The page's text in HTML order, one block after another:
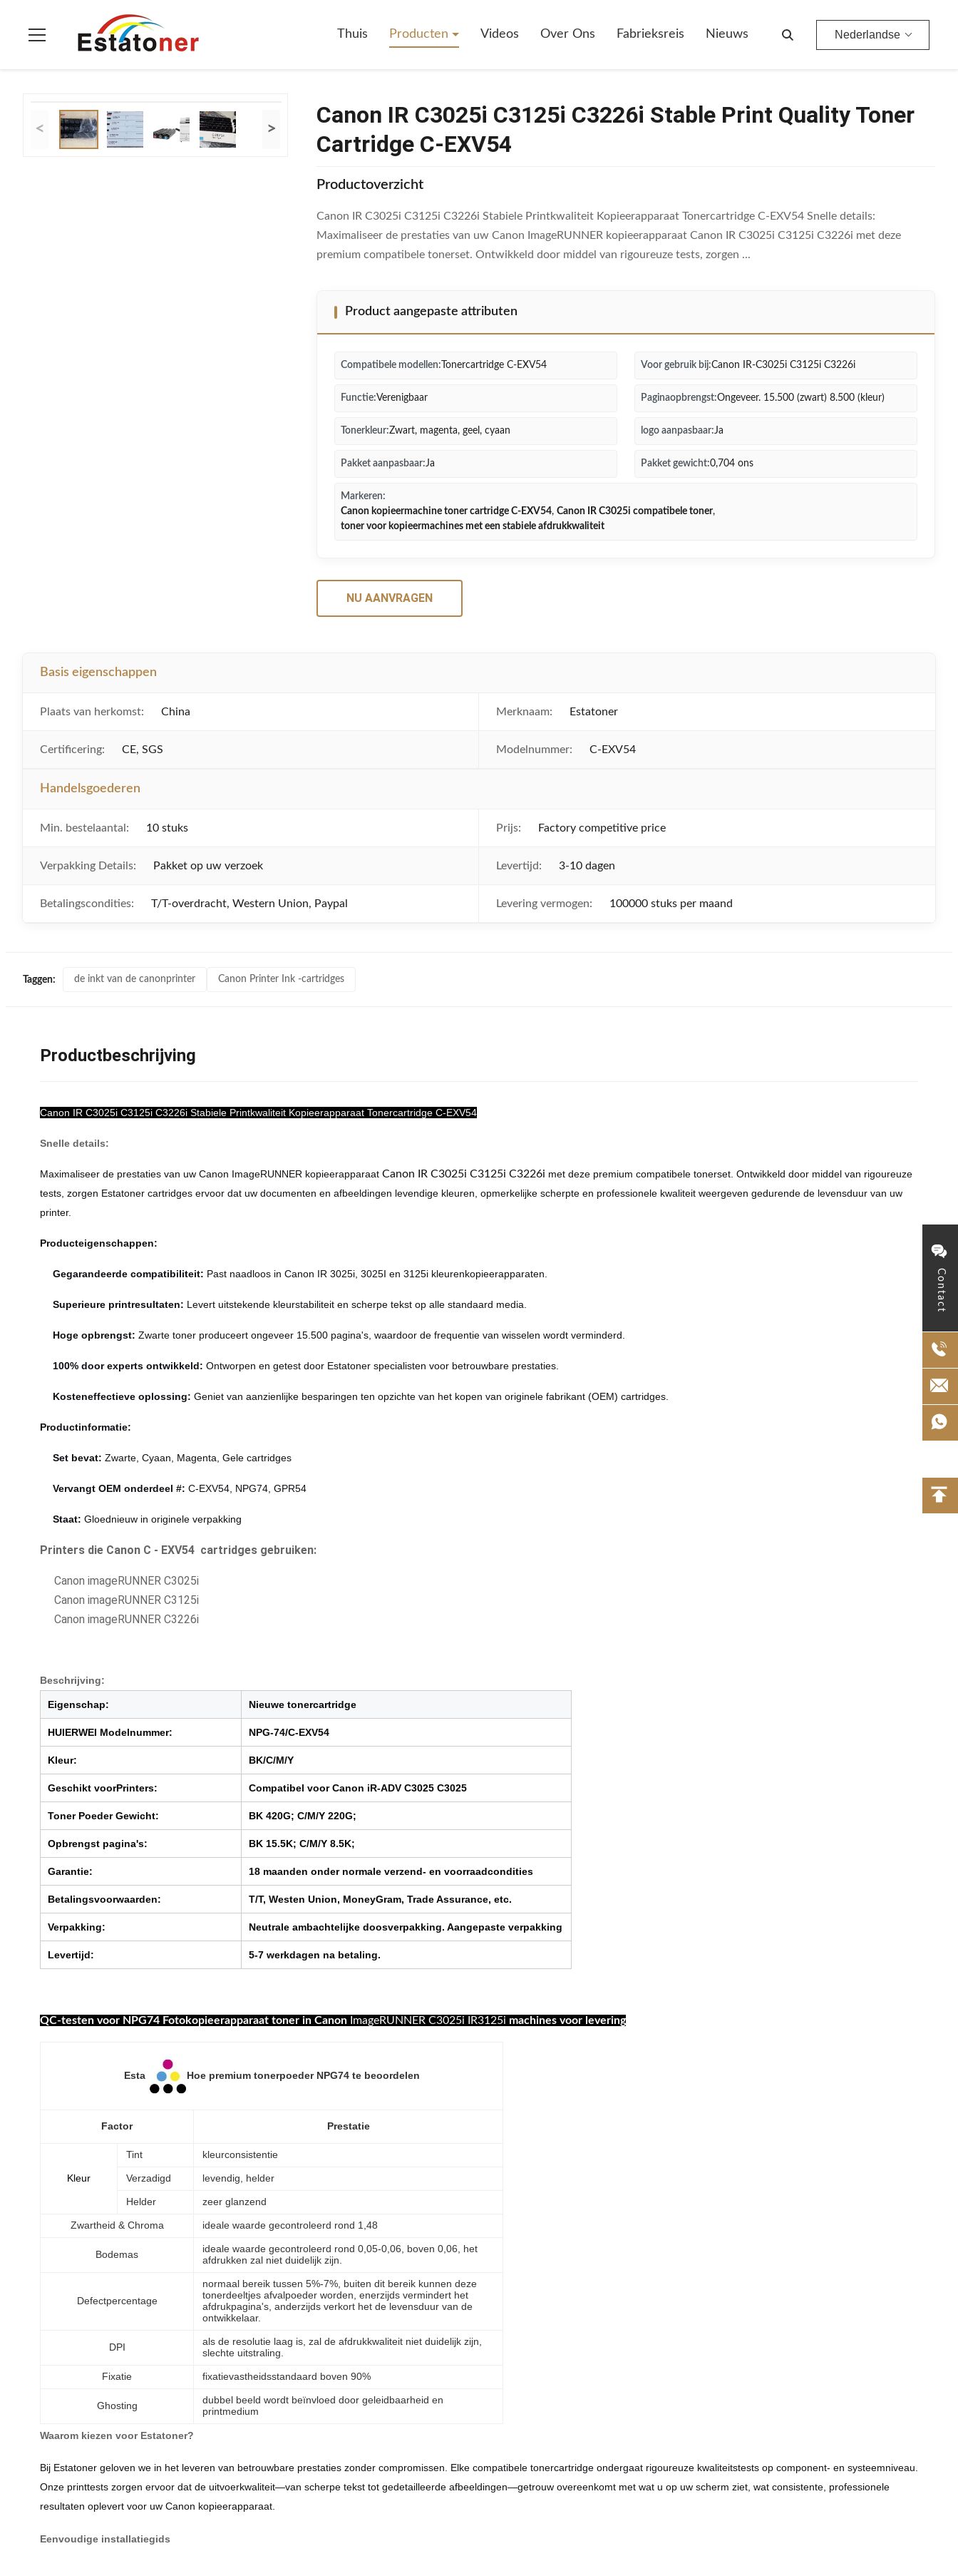
Contact
Thuis Producten Videos Over Ons Fabrieksreis Nieuws Nederlandse
Producten > Canon Copier Toner
< >
Canon IR C3025i C3125i C3226i Stable Print Quality Toner
Cartridge C-EXV54
Productoverzicht
Canon IR C3025i C3125i C3226i Stabiele Printkwaliteit Kopieerapparaat Tonercartridge C-EXV54 Snelle details:
Maximaliseer de prestaties van uw Canon ImageRUNNER kopieerapparaat Canon IR C3025i C3125i C3226i met deze
premium compatibele tonerset. Ontwikkeld door middel van rigoureuze tests, zorgen ...
Product aangepaste attributen
Compatibele modellen: Tonercartridge C-EXV54 Voor gebruik bij:Canon IR-C3025i C3125i C3226i
Functie:Verenigbaar Paginaopbrengst:Ongeveer. 15.500 (zwart) 8.500 (kleur)
Tonerkleur:Zwart, magenta, geel, cyaan logo aanpasbaar:Ja
Pakket aanpasbaar:Ja Pakket gewicht:0,704 ons
Markeren:
Canon kopieermachine toner cartridge C-EXV54, Canon IR C3025i compatibele toner,
toner voor kopieermachines met een stabiele afdrukkwaliteit
NU AANVRAGEN
Basis eigenschappen
Plaats van herkomst: China Merknaam: Estatoner
Certificering: CE, SGS Modelnummer: C-EXV54
Handelsgoederen
Min. bestelaantal: 10 stuks Prijs: Factory competitive price
Verpakking Details: Pakket op uw verzoek Levertijd: 3-10 dagen
Betalingscondities: T/T-overdracht, Western Union, Paypal Levering vermogen: 100000 stuks per maand
Taggen: de inkt van de canonprinter Canon Printer Ink -cartridges
Productbeschrijving
Canon IR C3025i C3125i C3226i Stabiele Printkwaliteit Kopieerapparaat Tonercartridge C-EXV54
Snelle details:
Maximaliseer de prestaties van uw Canon ImageRUNNER kopieerapparaat Canon IR C3025i C3125i C3226i met deze premium compatibele tonerset. Ontwikkeld door middel van rigoureuze
tests, zorgen Estatoner cartridges ervoor dat uw documenten en afbeeldingen levendige kleuren, opmerkelijke scherpte en professionele kwaliteit weergeven gedurende de levensduur van uw
printer.
Producteigenschappen:
Gegarandeerde compatibiliteit: Past naadloos in Canon IR 3025i, 3025I en 3125i kleurenkopieerapparaten.
Superieure printresultaten: Levert uitstekende kleurstabiliteit en scherpe tekst op alle standaard media.
Hoge opbrengst: Zwarte toner produceert ongeveer 15.500 pagina's, waardoor de frequentie van wisselen wordt verminderd.
100% door experts ontwikkeld: Ontworpen en getest door Estatoner specialisten voor betrouwbare prestaties.
Kosteneffectieve oplossing: Geniet van aanzienlijke besparingen ten opzichte van het kopen van originele fabrikant (OEM) cartridges.
Productinformatie:
Set bevat: Zwarte, Cyaan, Magenta, Gele cartridges
Vervangt OEM onderdeel #: C-EXV54, NPG74, GPR54
Staat: Gloednieuw in originele verpakking
Printers die Canon C - EXV54 cartridges gebruiken:
Canon imageRUNNER C3025i
Canon imageRUNNER C3125i
Canon imageRUNNER C3226i
Beschrijving:
Eigenschap: Nieuwe tonercartridge
HUIERWEI Modelnummer: NPG-74/C-EXV54
Kleur: BK/C/M/Y
Geschikt voorPrinters: Compatibel voor Canon iR-ADV C3025 C3025
Toner PoederGewicht: BK 420G; C/M/Y 220G;
Opbrengst pagina's: BK 15.5K; C/M/Y 8.5K;
Garantie: 18 maanden onder normale verzend- en voorraadcondities
Betalingsvoorwaarden: T/T, Westen Union, MoneyGram, Trade Assurance, etc.
Verpakking: Neutrale ambachtelijke doosverpakking. Aangepaste verpakking
Levertijd: 5-7 werkdagen na betaling.
QC-testen voor NPG74 Fotokopieerapparaat toner in Canon ImageRUNNER C3025i IR3125i machines voor levering
Esta Hoe premium tonerpoeder NPG74 te beoordelen
Factor Prestatie
Kleur
Tint kleurconsistentie
Verzadigd levendig, helder
Helder zeer glanzend
Zwartheid & Chroma ideale waarde gecontroleerd rond 1,48
Bodemas
ideale waarde gecontroleerd rond 0,05-0,06, boven 0,06, het
afdrukken zal niet duidelijk zijn.
Defectpercentage
normaal bereik tussen 5%-7%, buiten dit bereik kunnen deze
tonerdeeltjes afvalpoeder worden, enerzijds vermindert het
afdrukpagina's, anderzijds verkort het de levensduur van de
ontwikkelaar.
DPI
als de resolutie laag is, zal de afdrukkwaliteit niet duidelijk zijn,
slechte uitstraling.
Fixatie fixatievastheidsstandaard boven 90%
Ghosting
dubbel beeld wordt beïnvloed door geleidbaarheid en
printmedium
Waarom kiezen voor Estatoner?
Bij Estatoner geloven we in het leveren van betrouwbare prestaties zonder compromissen. Elke compatibele tonercartridge ondergaat rigoureuze kwaliteitstests op component- en systeemniveau.
Onze printtests zorgen ervoor dat de uitvoerkwaliteit—van scherpe tekst tot gedetailleerde afbeeldingen—getrouw overeenkomt met wat u op uw scherm ziet, wat consistente, professionele
resultaten oplevert voor uw Canon kopieerapparaat.
Eenvoudige installatiegids